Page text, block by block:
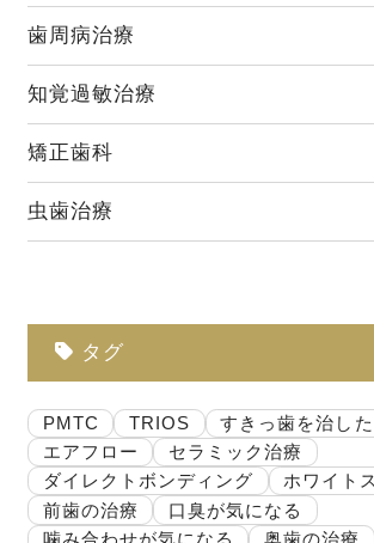
歯周病治療
知覚過敏治療
矯正歯科
虫歯治療
タグ
PMTC TRIOS
すきっ歯を治し
エアフロー
セラミック治療
ダイレクトボンディング
ホワイト
前歯の治療
口臭が気になる
噛み合わせが気になる
奥歯の治療